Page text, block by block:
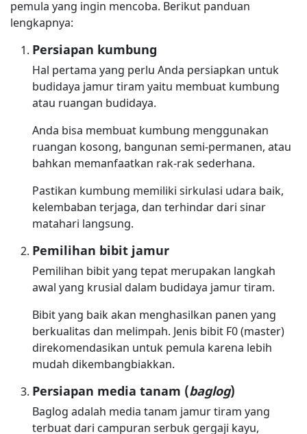
pemula yang ingin mencoba. Berikut panduan
lengkapnya:
Persiapan kumbung
Hal pertama yang perlu Anda persiapkan untuk
budidaya jamur tiram yaitu membuat kumbung
atau ruangan budidaya.
Anda bisa membuat kumbung menggunakan
ruangan kosong, bangunan semi-permanen, atau
bahkan memanfaatkan rak-rak sederhana.
Pastikan kumbung memiliki sirkulasi udara baik,
kelembaban terjaga, dan terhindar dari sinar
matahari langsung.
Pemilihan bibit jamur
Pemilihan bibit yang tepat merupakan langkah
awal yang krusial dalam budidaya jamur tiram.
Bibit yang baik akan menghasilkan panen yang
berkualitas dan melimpah. Jenis bibit F0 (master)
direkomendasikan untuk pemula karena lebih
mudah dikembangbiakkan.
Persiapan media tanam (baglog)
Baglog adalah media tanam jamur tiram yang
terbuat dari campuran serbuk gergaji kayu,